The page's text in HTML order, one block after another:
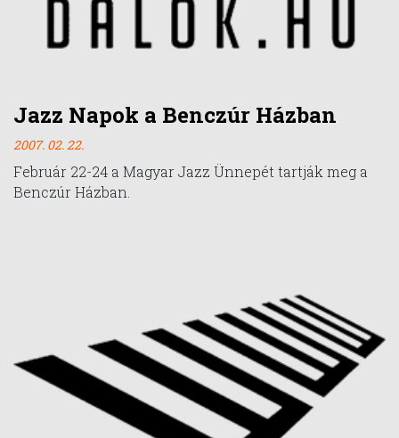
Jazz Napok a Benczúr Házban
2007. 02. 22.
Február 22-24 a Magyar Jazz Ünnepét tartják meg a
Benczúr Házban.